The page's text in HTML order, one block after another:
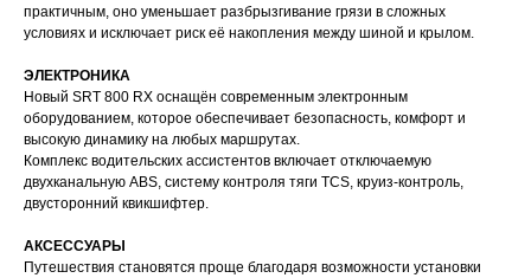
практичным, оно уменьшает разбрызгивание грязи в сложных
условиях и исключает риск её накопления между шиной и крылом.
ЭЛЕКТРОНИКА
Новый SRT 800 RX оснащён современным электронным
оборудованием, которое обеспечивает безопасность, комфорт и
высокую динамику на любых маршрутах.
Комплекс водительских ассистентов включает отключаемую
двухканальную ABS, систему контроля тяги TCS, круиз-контроль,
двусторонний квикшифтер.
АКСЕССУАРЫ
Путешествия становятся проще благодаря возможности установки